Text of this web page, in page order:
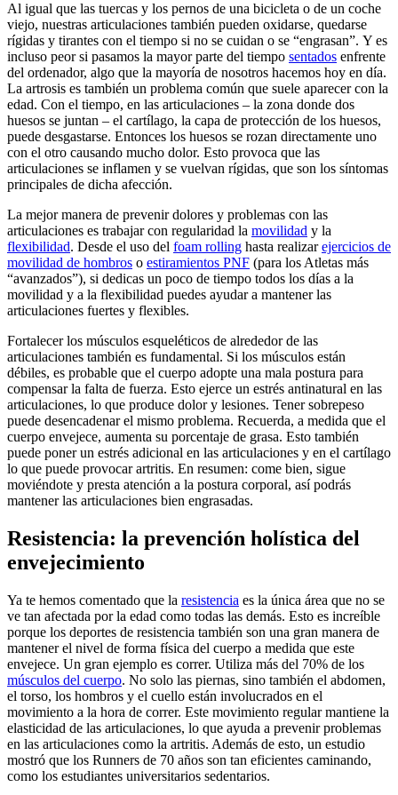
Al igual que las tuercas y los pernos de una bicicleta o de un coche
viejo, nuestras articulaciones también pueden oxidarse, quedarse
rígidas y tirantes con el tiempo si no se cuidan o se “engrasan”. Y es
incluso peor si pasamos la mayor parte del tiempo sentados enfrente
del ordenador, algo que la mayoría de nosotros hacemos hoy en día.
La artrosis es también un problema común que suele aparecer con la
edad. Con el tiempo, en las articulaciones – la zona donde dos
huesos se juntan – el cartílago, la capa de protección de los huesos,
puede desgastarse. Entonces los huesos se rozan directamente uno
con el otro causando mucho dolor. Esto provoca que las
articulaciones se inflamen y se vuelvan rígidas, que son los síntomas
principales de dicha afección.
La mejor manera de prevenir dolores y problemas con las
articulaciones es trabajar con regularidad la movilidad y la
flexibilidad. Desde el uso del foam rolling hasta realizarejercicios de
movilidad de hombros o estiramientos PNF (para los Atletas más
“avanzados”), si dedicas un poco de tiempo todos los días a la
movilidad y a la flexibilidad puedes ayudar a mantener las
articulaciones fuertes y flexibles.
Fortalecer los músculos esqueléticos de alrededor de las
articulaciones también es fundamental. Si los músculos están
débiles, es probable que el cuerpo adopte una mala postura para
compensar la falta de fuerza. Esto ejerce un estrés antinatural en las
articulaciones, lo que produce dolor y lesiones. Tener sobrepeso
puede desencadenar el mismo problema. Recuerda, a medida que el
cuerpo envejece, aumenta su porcentaje de grasa. Esto también
puede poner un estrés adicional en las articulaciones y en el cartílago
lo que puede provocar artritis. En resumen: come bien, sigue
moviéndote y presta atención a la postura corporal, así podrás
mantener las articulaciones bien engrasadas.
Resistencia: la prevención holística del
envejecimiento
Ya te hemos comentado que la resistencia es la única área que no se
ve tan afectada por la edad como todas las demás. Esto es increíble
porque los deportes de resistencia también son una gran manera de
mantener el nivel de forma física del cuerpo a medida que este
envejece. Un gran ejemplo es correr. Utiliza más del 70% de los
músculos del cuerpo. No solo las piernas, sino también el abdomen,
el torso, los hombros y el cuello están involucrados en el
movimiento a la hora de correr. Este movimiento regular mantiene la
elasticidad de las articulaciones, lo que ayuda a prevenir problemas
en las articulaciones como la artritis. Además de esto, un estudio
mostró que los Runners de 70 años son tan eficientes caminando,
como los estudiantes universitarios sedentarios.